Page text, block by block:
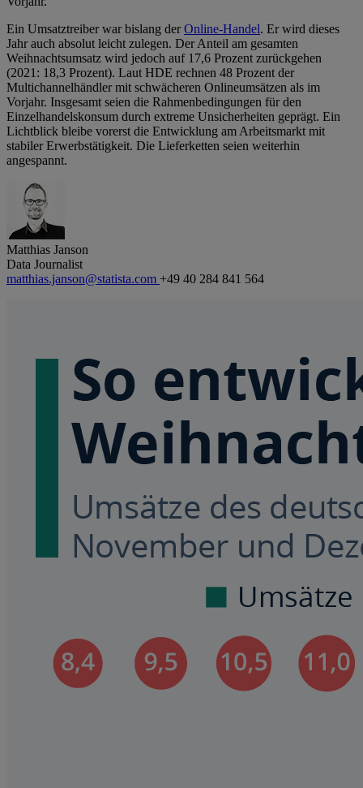
Ein Umsatztreiber war bislang derOnline-Handel. Er wird dieses
Jahr auch absolut leicht zulegen. Der Anteil am gesamten
Weihnachtsumsatz wird jedoch auf 17,6 Prozent zurückgehen
(2021: 18,3 Prozent). Laut HDE rechnen 48 Prozent der
Multichannelhändler mit schwächeren Onlineumsätzen als im
Vorjahr. Insgesamt seien die Rahmenbedingungen für den
Einzelhandelskonsum durch extreme Unsicherheiten geprägt. Ein
Lichtblick bleibe vorerst die Entwicklung am Arbeitsmarkt mit
stabiler Erwerbstätigkeit. Die Lieferketten seien weiterhin
angespannt.
Matthias Janson
Data Journalist
matthias.janson@statista.com +49 40 284 841 564